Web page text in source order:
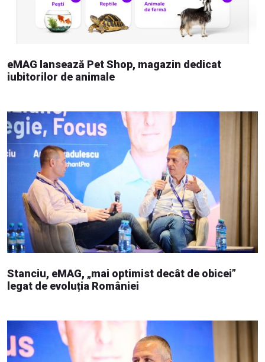
eMAG lansează Pet Shop, magazin dedicat
iubitorilor de animale
Stanciu, eMAG, „mai optimist decât de obicei”
legat de evoluția României